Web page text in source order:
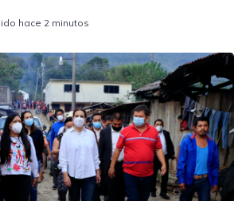
hace 2 minutos